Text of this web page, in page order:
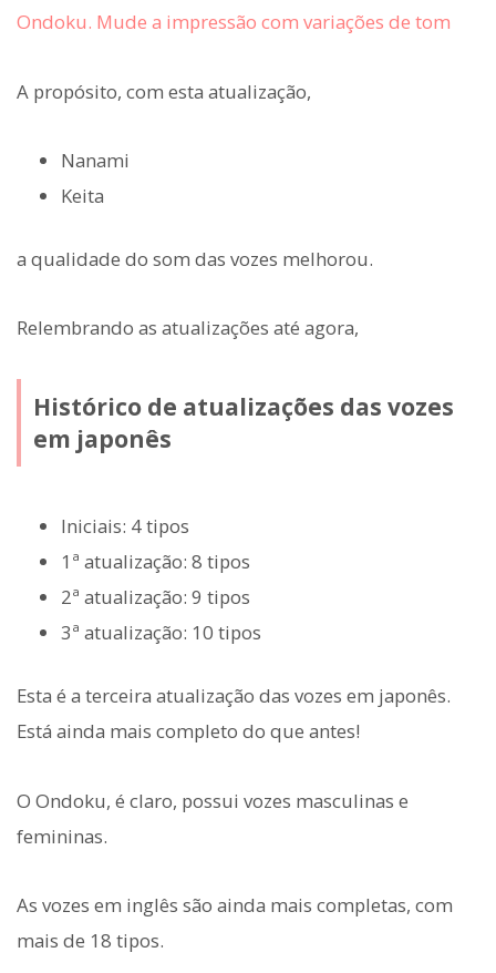
Ondoku. Mude a impressão com variações de tom
A propósito, com esta atualização,
Nanami
Keita
a qualidade do som das vozes melhorou.
Relembrando as atualizações até agora,
Histórico de atualizações das vozes
em japonês
Iniciais: 4 tipos
1ª atualização: 8 tipos
2ª atualização: 9 tipos
3ª atualização: 10 tipos
Esta é a terceira atualização das vozes em japonês.
Está ainda mais completo do que antes!
O Ondoku, é claro, possui vozes masculinas e
femininas.
As vozes em inglês são ainda mais completas, com
mais de 18 tipos.